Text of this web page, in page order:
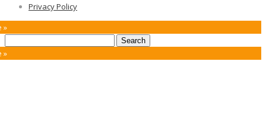
Privacy Policy
»
»